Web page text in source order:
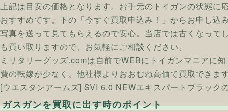
上記は目安の価格となります。お手元のトイガンの状態に
おすすめです。下の「今すぐ買取申込み！」からお申し込み
写真を送って見てもらえるので安心。当店では古くなって
も買い取りますので、お気軽にご相談ください。
ミリタリーグッズ.comは自前でWEBにトイガンマニアに
費の転嫁が少なく、他社様よりおおむね高価で買取できます
[ウエスタンアームズ] SVI 6.0 NEWエキスパートブラック
ガスガンを買取に出す時のポイント